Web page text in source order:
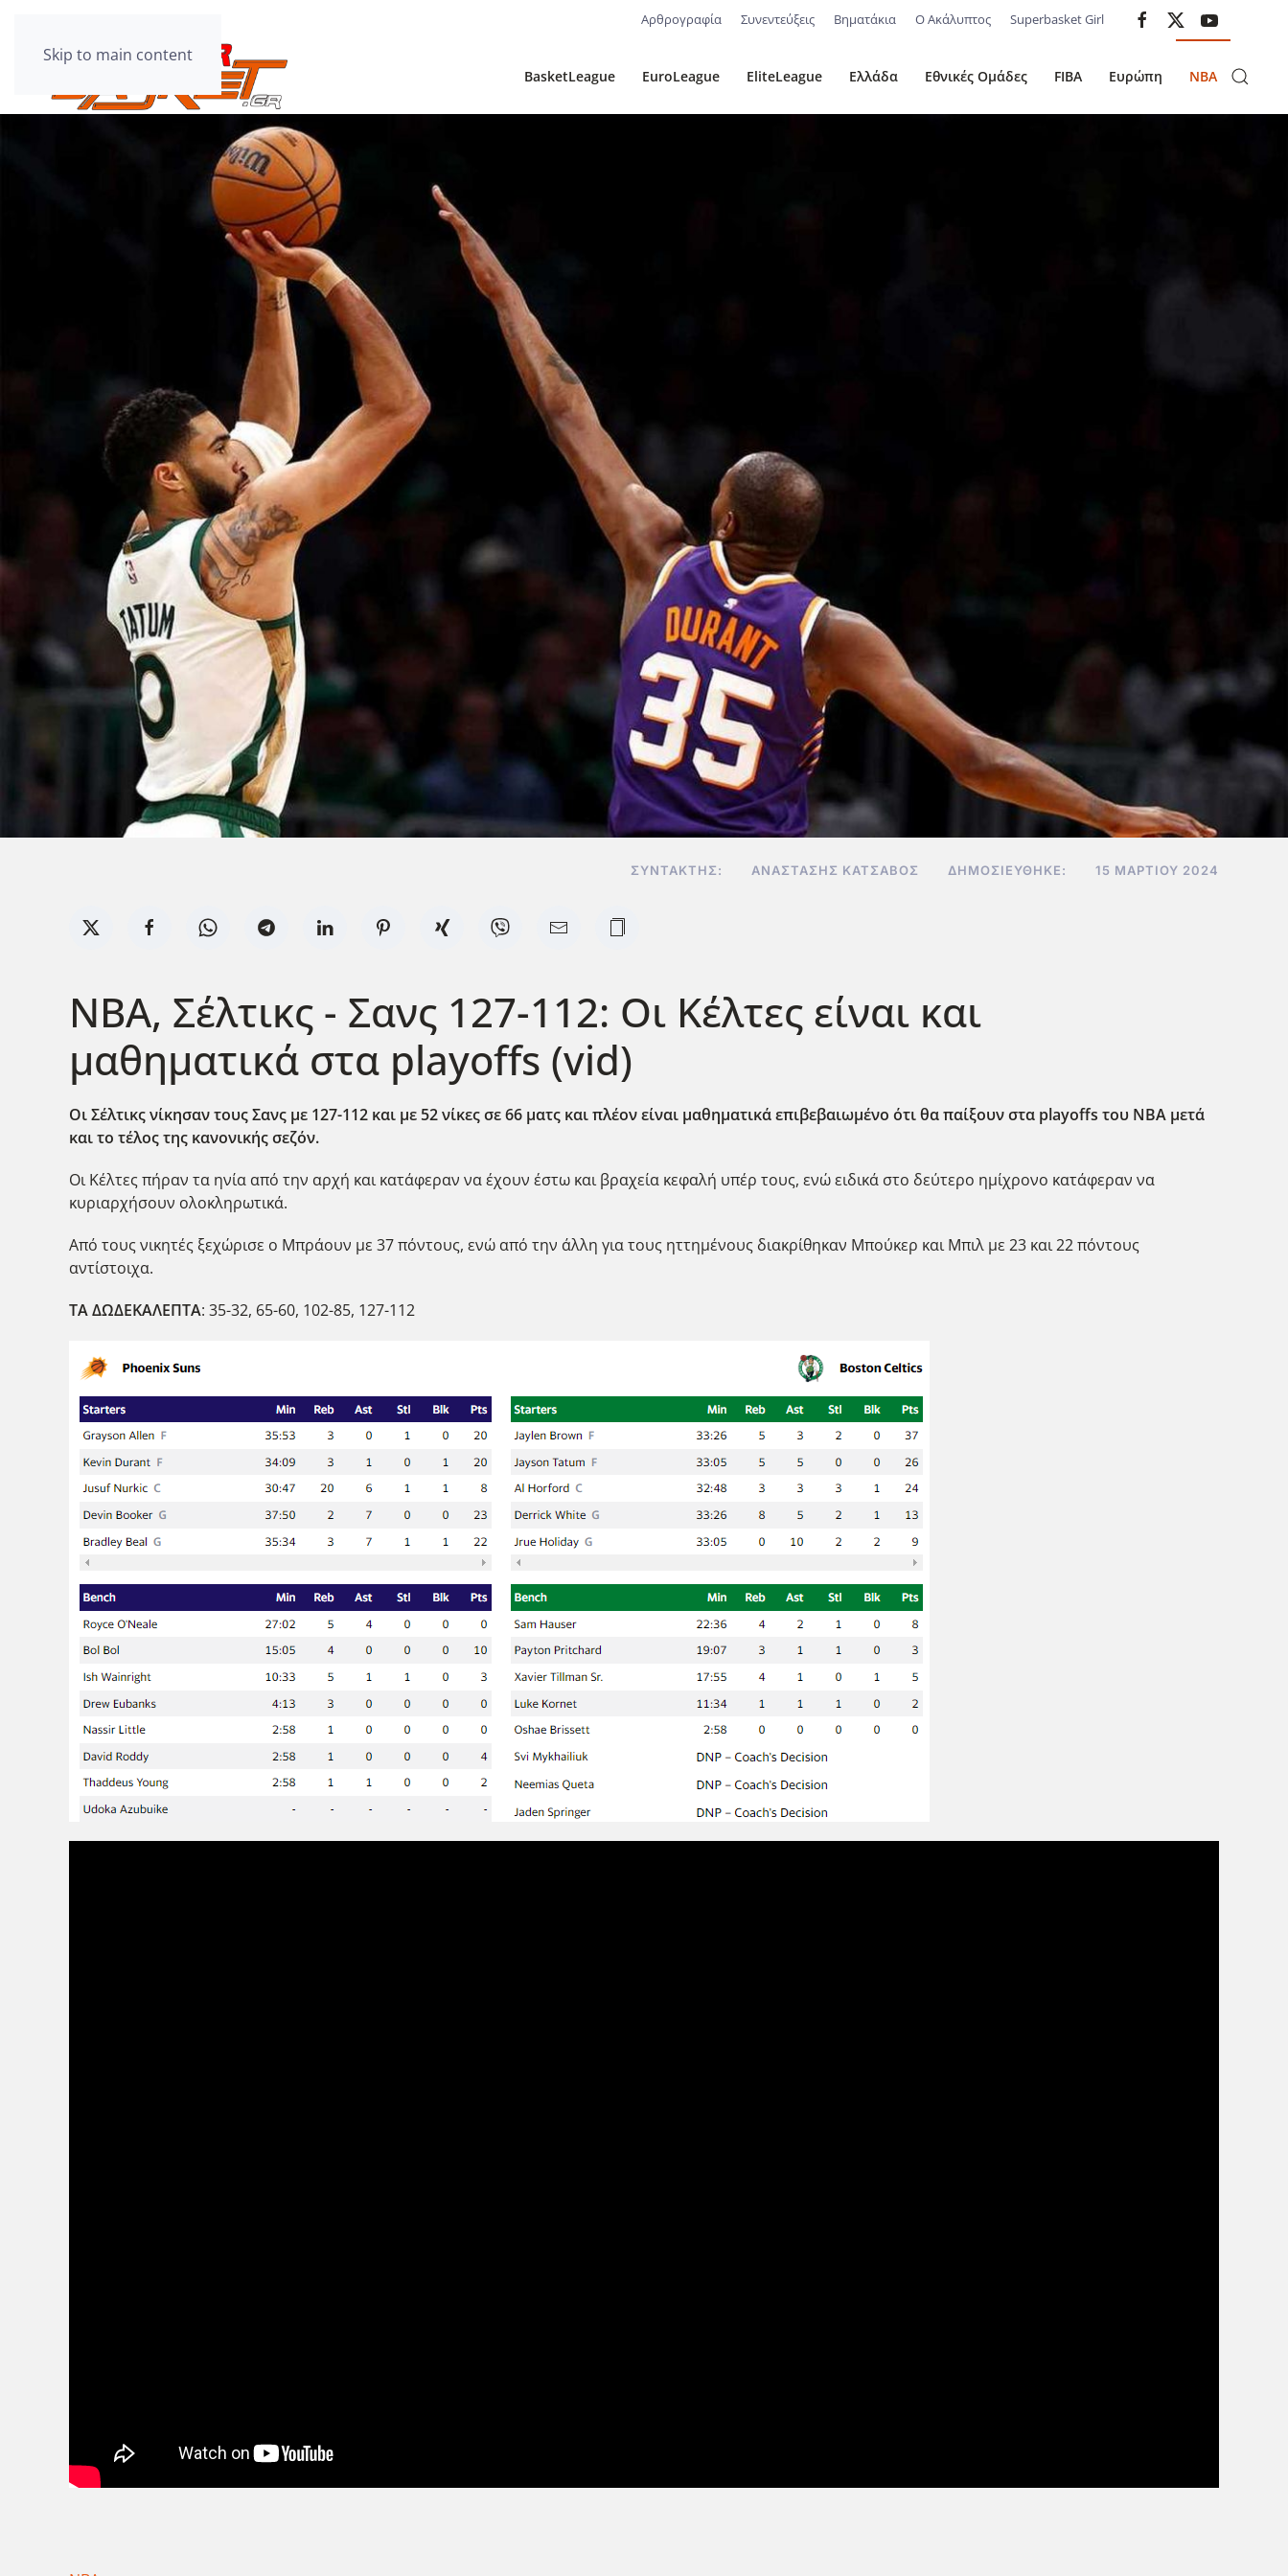
Skip to main content
Αρθρογραφία Συνεντεύξεις Βηματάκια Ο Ακάλυπτος Superbasket Girl
BasketLeague EuroLeague EliteLeague Ελλάδα Εθνικές Ομάδες FIBA Ευρώπη NBA
ΣΥΝΤΆΚΤΗΣ: ΑΝΑΣΤΆΣΗΣ ΚΑΤΣΑΒΌΣ ΔΗΜΟΣΙΕΎΘΗΚΕ: 15 ΜΑΡΤΊΟΥ 2024
NBA, Σέλτικς - Σανς 127-112: Οι Κέλτες είναι και
μαθηματικά στα playoffs (vid)
Οι Σέλτικς νίκησαν τους Σανς με 127-112 και με 52 νίκες σε 66 ματς και πλέον είναι μαθηματικά επιβεβαιωμένο ότι θα παίξουν στα playoffs του NBA μετά
και το τέλος της κανονικής σεζόν.
Οι Κέλτες πήραν τα ηνία από την αρχή και κατάφεραν να έχουν έστω και βραχεία κεφαλή υπέρ τους, ενώ ειδικά στο δεύτερο ημίχρονο κατάφεραν να
κυριαρχήσουν ολοκληρωτικά.
Από τους νικητές ξεχώρισε ο Μπράουν με 37 πόντους, ενώ από την άλλη για τους ηττημένους διακρίθηκαν Μπούκερ και Μπιλ με 23 και 22 πόντους
αντίστοιχα.
ΤΑ ΔΩΔΕΚΑΛΕΠΤΑ: 35-32, 65-60, 102-85, 127-112